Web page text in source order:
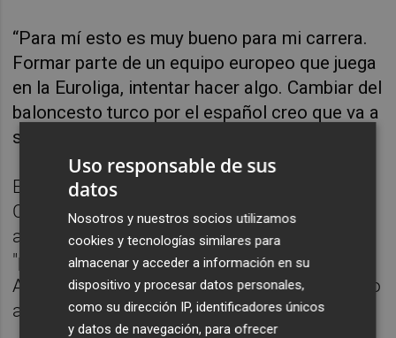
“Para mí esto es muy bueno para mi carrera.
Formar parte de un equipo europeo que juega
en la Euroliga, intentar hacer algo. Cambiar del
baloncesto turco por el español creo que va a
ser algo muy bueno para mi carrera”, insistió.
El director general del Valencia Basket, Enric
Carbonell, dijo que el fichaje demuestra "la
ambición" del club de "querer más" y por ir a
"perfiles de jugadoras de primer nivel".
Además destacó que se haya comprometido
a acabar la temporada.
Uso responsable de sus
datos
Nosotros y nuestros socios utilizamos
cookies y tecnologías similares para
almacenar y acceder a información en su
dispositivo y procesar datos personales,
como su dirección IP, identificadores únicos
y datos de navegación, para ofrecer